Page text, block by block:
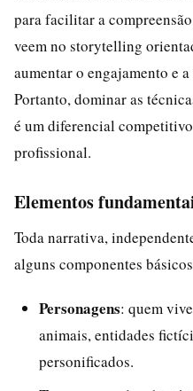
para facilitar a
veem no storytelling
aumentar o engajamento e
Portanto, dominar as
é um diferencial
profissional.
Elementos
Toda narrativa,
alguns componentes
Personagens: quem
animais, entidades
personificados.